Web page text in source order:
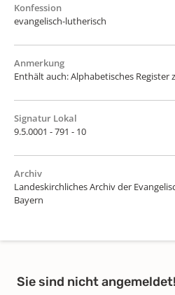
Konfession
evangelisch-lutherisch
Anmerkung
Enthält auch: Alphabetisches Register
Signatur Lokal
9.5.0001 - 791 - 10
Archiv
Landeskirchliches Archiv der
Bayern
Sie sind nicht angemeldet!